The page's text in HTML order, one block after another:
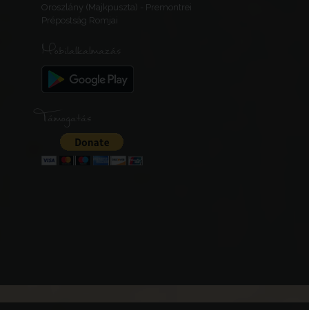
Oroszlány (Majkpuszta) - Premontrei
Prépostság Romjai
Mobilalkalmazás
Támogatás